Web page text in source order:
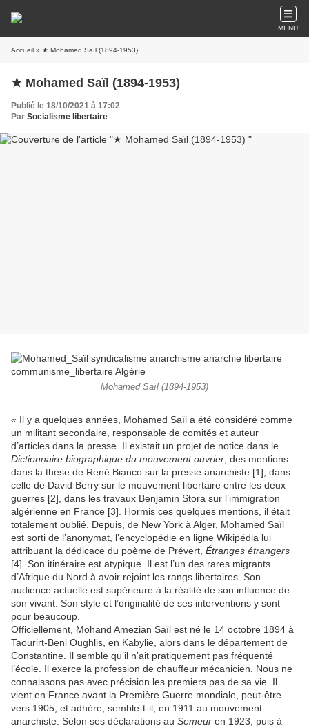
MENU
Accueil » ★ Mohamed Saïl (1894-1953)
★ Mohamed Saïl (1894-1953)
Publié le 18/10/2021 à 17:02
Par Socialisme libertaire
Mohamed Saïl (1894-1953)
« Il y a quelques années, Mohamed Saïl a été considéré comme
un militant secondaire, responsable de comités et auteur
d’articles dans la presse. Il existait un projet de notice dans le
Dictionnaire biographique du mouvement ouvrier , des mentions
dans la thèse de René Bianco sur la presse anarchiste [1], dans
celle de David Berry sur le mouvement libertaire entre les deux
guerres [2], dans les travaux Benjamin Stora sur l’immigration
algérienne en France [3]. Hormis ces quelques mentions, il était
totalement oublié. Depuis, de New York à Alger, Mohamed Saïl
est sorti de l’anonymat, l’encyclopédie en ligne Wikipédia lui
attribuant la dédicace du poème de Prévert, Étranges étrangers
[4]. Son itinéraire est atypique. Il est l’un des rares migrants
d’Afrique du Nord à avoir rejoint les rangs libertaires. Son
audience actuelle est supérieure à la réalité de son influence de
son vivant. Son style et l’originalité de ses interventions y sont
pour beaucoup.
Officiellement, Mohand Amezian Saïl est né le 14 octobre 1894 à
Taourirt-Beni Oughlis, en Kabylie, alors dans le département de
Constantine. Il semble qu’il n’ait pratiquement pas fréquenté
l’école. Il exerce la profession de chauffeur mécanicien. Nous ne
connaissons pas avec précision les premiers pas de sa vie. Il
vient en France avant la Première Guerre mondiale, peut-être
vers 1905, et adhère, semble-t-il, en 1911 au mouvement
anarchiste. Selon ses déclarations au Semeur en 1923, puis à